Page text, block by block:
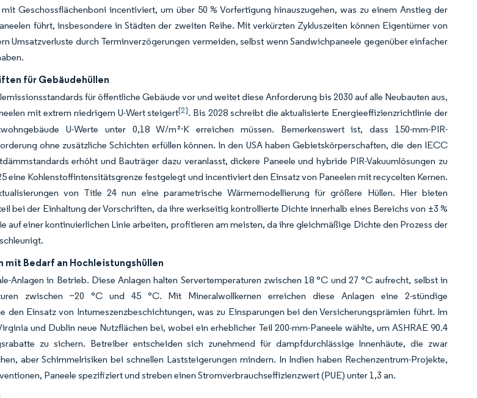
Geschossflächenboni incentiviert, um über 50 % Vorfertigung hinauszugehen, was zu einem Anstieg der
führt, insbesondere in Städten der zweiten Reihe. Mit verkürzten Zykluszeiten können Eigentümer von
Umsatzverluste durch Terminverzögerungen vermeiden, selbst wenn Sandwichpaneele gegenüber einfacher
für Gebäudehüllen
für öffentliche Gebäude vor und weitet diese Anforderung bis 2030 auf alle Neubauten aus,
mit extrem niedrigem U-Wert steigert[2]. Bis 2028 schreibt die aktualisierte Energieeffizienzrichtlinie der
U-Werte unter 0,18 W/m²·K erreichen müssen. Bemerkenswert ist, dass 150-mm-PIR-
ohne zusätzliche Schichten erfüllen können. In den USA haben Gebietskörperschaften, die den IECC
erhöht und Bauträger dazu veranlasst, dickere Paneele und hybride PIR-Vakuumlösungen zu
eine Kohlenstoffintensitätsgrenze festgelegt und incentiviert den Einsatz von Paneelen mit recycelten Kernen.
von Title 24 nun eine parametrische Wärmemodellierung für größere Hüllen. Hier bieten
bei der Einhaltung der Vorschriften, da ihre werkseitig kontrollierte Dichte innerhalb eines Bereichs von ±3 %
auf einer kontinuierlichen Linie arbeiten, profitieren am meisten, da ihre gleichmäßige Dichte den Prozess der
mit Bedarf an Hochleistungshüllen
Anlagen in Betrieb. Diese Anlagen halten Servertemperaturen zwischen 18 °C und 27 °C aufrecht, selbst in
zwischen −20 °C und 45 °C. Mit Mineralwollkernen erreichen diese Anlagen eine 2-stündige
den Einsatz von Intumeszenzbeschichtungen, was zu Einsparungen bei den Versicherungsprämien führt. Im
und Dublin neue Nutzflächen bei, wobei ein erheblicher Teil 200-mm-Paneele wählte, um ASHRAE 90.4
zu sichern. Betreiber entscheiden sich zunehmend für dampfdurchlässige Innenhäute, die zwar
aber Schimmelrisiken bei schnellen Laststeigerungen mindern. In Indien haben Rechenzentrum-Projekte,
Paneele spezifiziert und streben einen Stromverbrauchseffizienzwert (PUE) unter 1,3 an.